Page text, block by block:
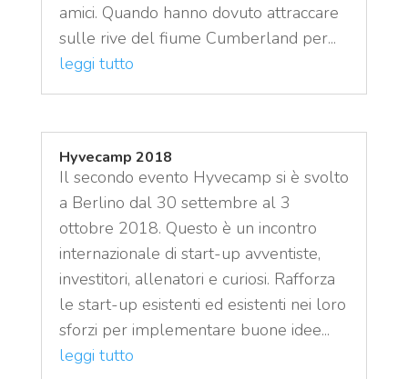
amici. Quando hanno dovuto attraccare
sulle rive del fiume Cumberland per...
leggi tutto
Hyvecamp 2018
Il secondo evento Hyvecamp si è svolto
a Berlino dal 30 settembre al 3
ottobre 2018. Questo è un incontro
internazionale di start-up avventiste,
investitori, allenatori e curiosi. Rafforza
le start-up esistenti ed esistenti nei loro
sforzi per implementare buone idee...
leggi tutto